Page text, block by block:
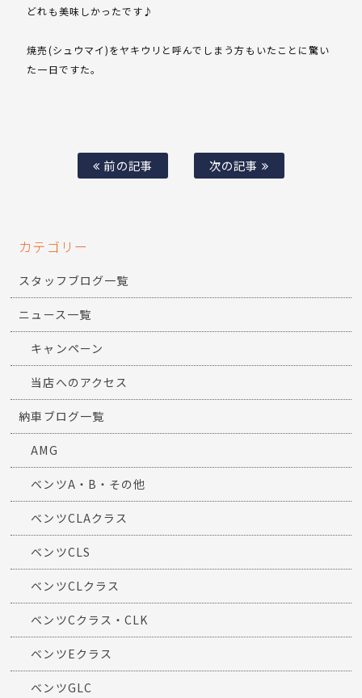
どれも美味しかったです♪
焼売(シュウマイ)をヤキウリと呼んでしまう方もいたことに驚い
た一日ですた。
前の記事 次の記事
カテゴリー
スタッフブログ一覧
ニュース一覧
キャンペーン
当店へのアクセス
納車ブログ一覧
AMG
ベンツA・B・その他
ベンツCLAクラス
ベンツCLS
ベンツCLクラス
ベンツCクラス・CLK
ベンツEクラス
ベンツGLC